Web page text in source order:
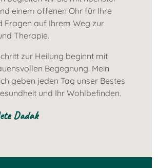
einem offenen Ohr für Ihre
Fragen auf Ihrem Weg zur
Therapie.
zur Heilung beginnt mit
Begegnung. Mein
geben jeden Tag unser Bestes
und Ihr Wohlbefinden.
Dadak